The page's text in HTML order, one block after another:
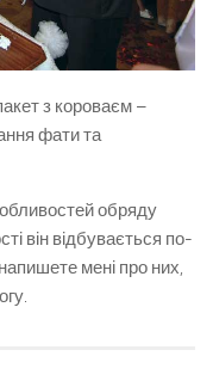
з короваєм –
фати та
обряду
він відбувається по-
мені про них,